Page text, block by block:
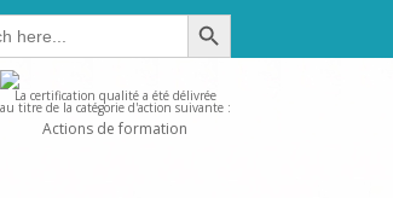
Search Button
La certification qualité a été délivrée
au titre de la catégorie d'action suivante :
Actions de formation